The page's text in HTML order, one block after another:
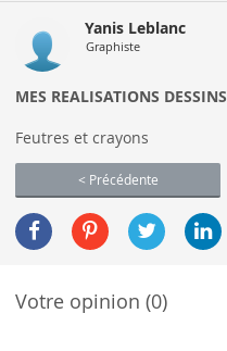
Yanis Leblanc
Graphiste
MES REALISATIONS DESSINS
Feutres et crayons
< Précédente
Votre opinion (0)